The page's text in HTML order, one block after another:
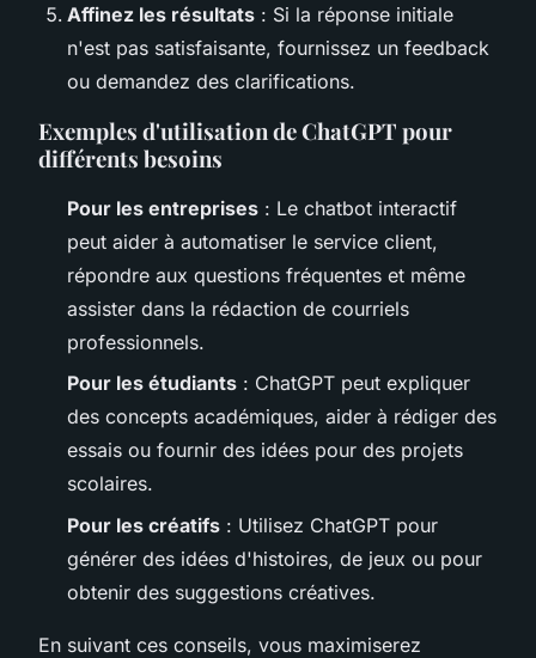
Affinez les résultats : Si la réponse initiale
n'est pas satisfaisante, fournissez un feedback
ou demandez des clarifications.
Exemples d'utilisation de ChatGPT pour
différents besoins
Pour les entreprises : Le chatbot interactif
peut aider à automatiser le service client,
répondre aux questions fréquentes et même
assister dans la rédaction de courriels
professionnels.
Pour les étudiants : ChatGPT peut expliquer
des concepts académiques, aider à rédiger des
essais ou fournir des idées pour des projets
scolaires.
Pour les créatifs : Utilisez ChatGPT pour
générer des idées d'histoires, de jeux ou pour
obtenir des suggestions créatives.
En suivant ces conseils, vous maximiserez